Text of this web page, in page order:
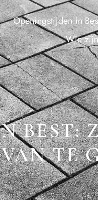
Openingstijden in
Wie
BEST:
TE